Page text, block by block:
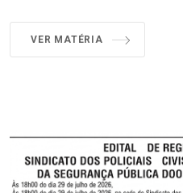
VER MATÉRIA